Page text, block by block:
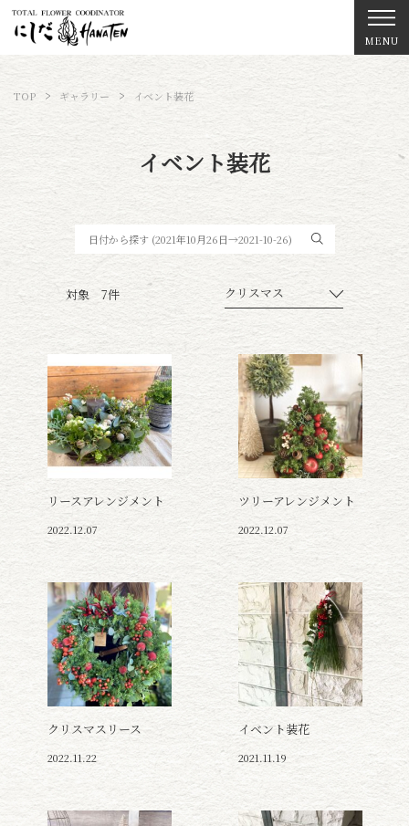
MENU
TOP ギャラリー イベント装花
イベント装花
対象 7件 クリスマス
リースアレンジメント
2022.12.07
ツリーアレンジメント
2022.12.07
クリスマスリース
2022.11.22
イベント装花
2021.11.19